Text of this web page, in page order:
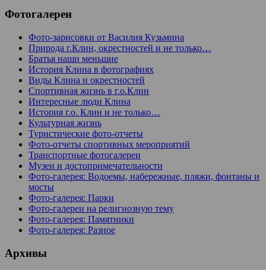
Фотогалереи
Фото-зарисовки от Василия Кузьмина
Природа г.Клин, окрестностей и не только…
Братья наши меньшие
История Клина в фотографиях
Виды Клина и окрестностей
Спортивная жизнь в г.о.Клин
Интересные люди Клина
История г.о. Клин и не только…
Культурная жизнь
Туристические фото-отчеты
Фото-отчеты спортивных мероприятий
Транспортные фотогалереи
Музеи и достопримечательности
Фото-галерея: Водоемы, набережные, пляжи, фонтаны и
мосты
Фото-галерея: Парки
Фото-галереи на религиозную тему
Фото-галерея: Памятники
Фото-галерея: Разное
Архивы